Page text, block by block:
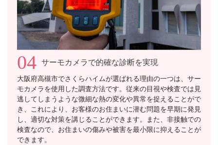
04 サーモカメラで的確な診断を実現
大阪府高槻市でさくらハイムが選ばれる理由の一つは、サー
モカメラを使用した調査方法です。従来の目視や検査では見
逃してしまうような微細な熱の変化や異常を捉えることがで
き、これにより、お客様のお住まいに潜む問題を早期に発見
し、適切な対策を講じることができます。また、非接触での
検査なので、お住まいの傷みや被害を最小限に抑えることが
できます。